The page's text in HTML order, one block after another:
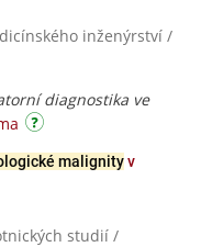
inženýrství /
diagnostika ve
malignityv
studií /